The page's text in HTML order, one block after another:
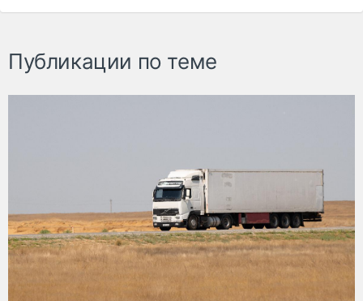
Публикации по теме